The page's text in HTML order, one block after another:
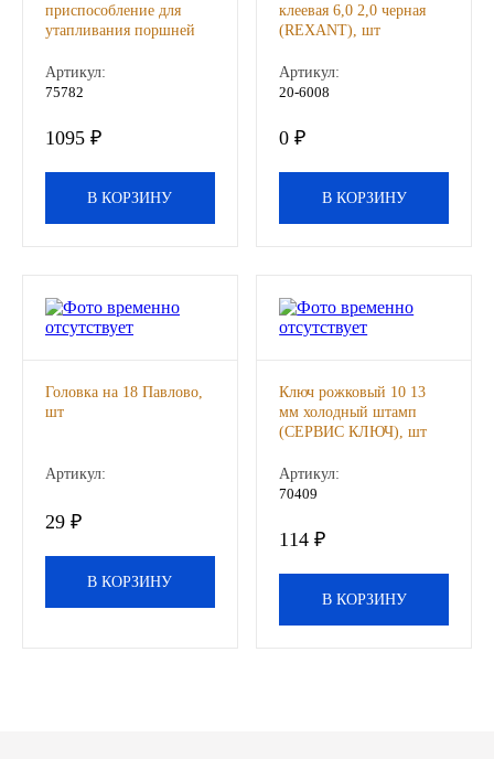
MOZER
North Sea Lubricants
АПП
Другие бренды подшипников
Автожидкости
Специальные жидкости
приспособление для
утапливания поршней
Сервис ключ , шт
Артикул:
75782
1095 ₽
В КОРЗИНУ
клеевая 6,0 2,0 черная
(REXANT), шт
Артикул:
20-6008
0 ₽
В КОРЗИНУ
Головка на 18 Павлово,
шт
Артикул:
29 ₽
В КОРЗИНУ
Ключ рожковый 10 13
мм холодный штамп
(СЕРВИС КЛЮЧ), шт
Артикул:
70409
114 ₽
В КОРЗИНУ